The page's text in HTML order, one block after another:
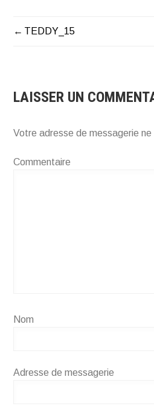
NAVIGATION
L’ARTICLE
TEDDY_15
LAISSER UN
Votre adresse de messagerie ne
Commentaire
Nom
Adresse de messagerie